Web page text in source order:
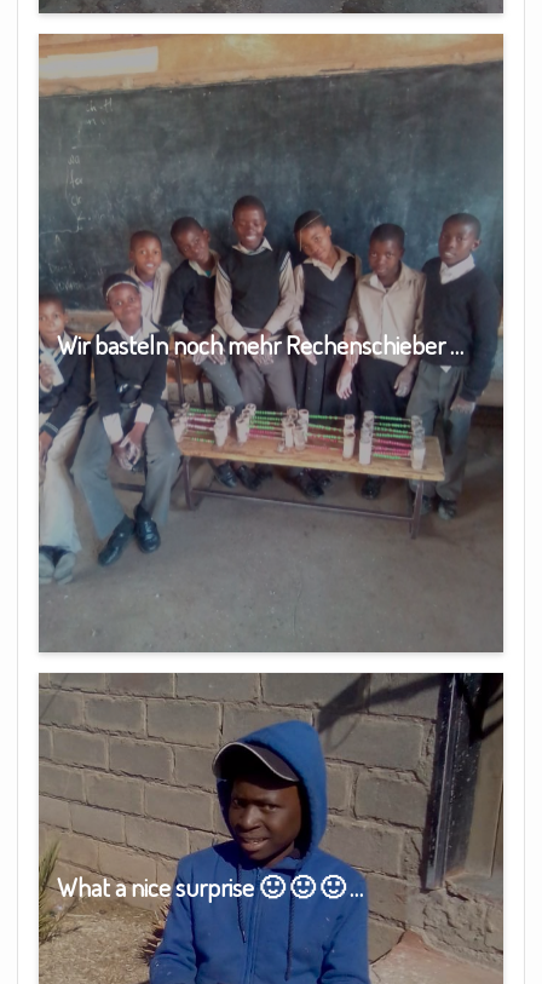
Wir basteln noch mehr Rechenschieber …
What a nice surprise 🙂 🙂 🙂 …